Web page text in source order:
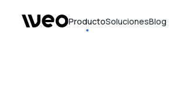
ProductoSolucionesBlog